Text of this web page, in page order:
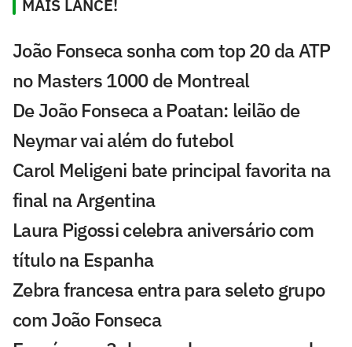
MAIS LANCE!
João Fonseca sonha com top 20 da ATP
no Masters 1000 de Montreal
De João Fonseca a Poatan: leilão de
Neymar vai além do futebol
Carol Meligeni bate principal favorita na
final na Argentina
Laura Pigossi celebra aniversário com
título na Espanha
Zebra francesa entra para seleto grupo
com João Fonseca